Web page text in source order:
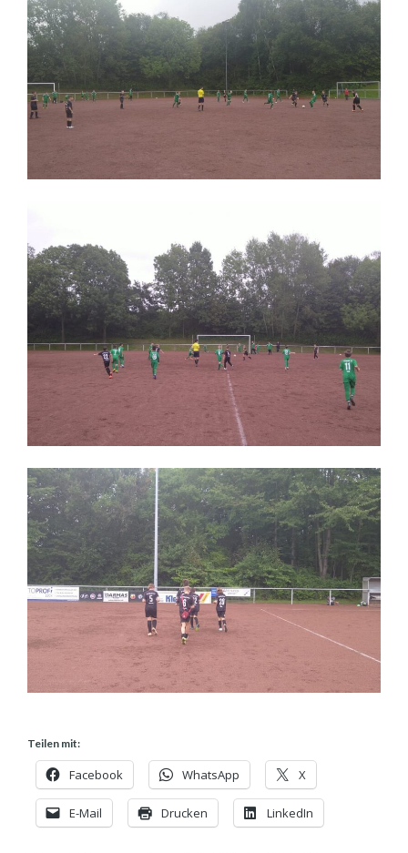
Teilen mit:
Facebook WhatsApp X
E-Mail Drucken LinkedIn